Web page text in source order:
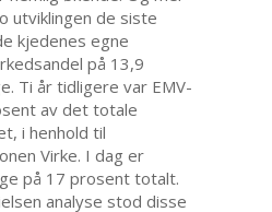
utviklingen de siste
kjedenes egne
på 13,9
Ti år tidligere var EMV-
av det totale
i henhold til
Virke. I dag er
på 17 prosent totalt.
analyse stod disse